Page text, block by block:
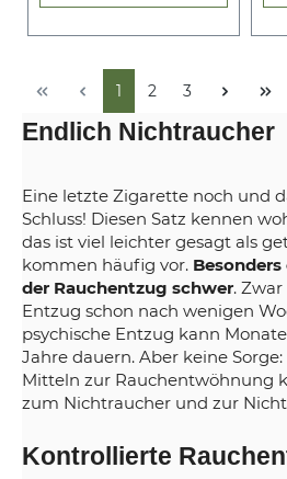
1 2 3
Endlich Nichtraucher
Eine letzte Zigarette noch und
Schluss! Diesen Satz kennen
das ist viel leichter gesagt als
kommen häufig vor.
der Rauchentzug schwer.
Entzug schon nach wenigen
psychische Entzug kann
Jahre dauern. Aber keine
Mitteln zur Rauchentwöhnung
zum Nichtraucher und zur
Kontrollierte